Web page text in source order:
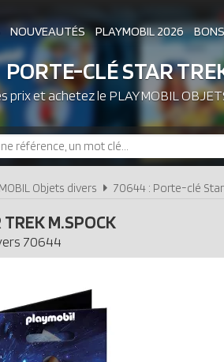
NOUVEAUTÉS PLAYMOBIL 2026
ASSOCIATIONS DE FANS
LES
PORTE-CLÉ STAR
prix et achetez le PLAYMOBIL
Objets divers 70644 : Porte-clé
M.SPOCK
70644